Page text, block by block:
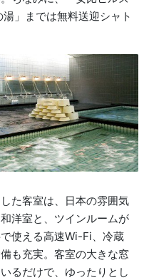
」までは無料送迎シャト
た客室は、日本の雰囲気
洋室と、ツインルームが
使える高速Wi-Fi、冷蔵
も充実。客室の大きな窓
るだけで、ゆったりとし